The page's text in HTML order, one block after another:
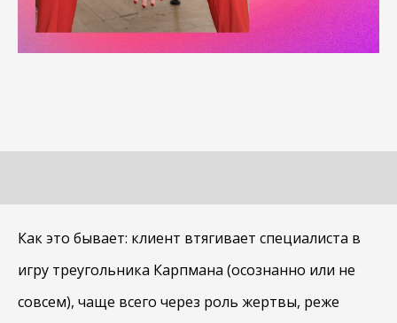
Как это бывает: клиент втягивает специалиста в
игру треугольника Карпмана (осознанно или не
совсем), чаще всего через роль жертвы, реже